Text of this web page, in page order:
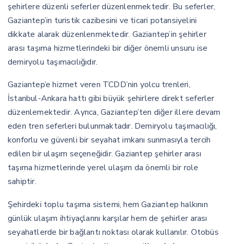
şehirlere düzenli seferler düzenlenmektedir. Bu seferler,
Gaziantep’in turistik cazibesini ve ticari potansiyelini
dikkate alarak düzenlenmektedir. Gaziantep’in şehirler
arası taşıma hizmetlerindeki bir diğer önemli unsuru ise
demiryolu taşımacılığıdır.
Gaziantep’e hizmet veren TCDD’nin yolcu trenleri,
İstanbul-Ankara hattı gibi büyük şehirlere direkt seferler
düzenlemektedir. Ayrıca, Gaziantep’ten diğer illere devam
eden tren seferleri bulunmaktadır. Demiryolu taşımacılığı,
konforlu ve güvenli bir seyahat imkanı sunmasıyla tercih
edilen bir ulaşım seçeneğidir. Gaziantep şehirler arası
taşıma hizmetlerinde yerel ulaşım da önemli bir role
sahiptir.
Şehirdeki toplu taşıma sistemi, hem Gaziantep halkının
günlük ulaşım ihtiyaçlarını karşılar hem de şehirler arası
seyahatlerde bir bağlantı noktası olarak kullanılır. Otobüs